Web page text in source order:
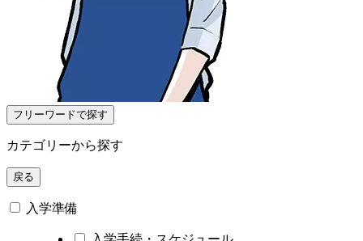
フリーワードで探す
カテゴリーから探す
戻る
入学準備